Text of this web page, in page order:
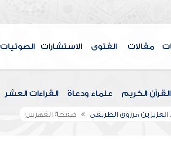
مقالات الفتوى الاستشارات الصوتيات
القرآن الكريم علماء ودعاة القراءات العشر
العزيز بن مرزوق الطريفي صفحة الفهرس